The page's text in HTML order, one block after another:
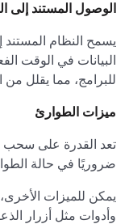
الوصول المستند إلى
يسمح النظام المستند
البيانات في الوقت
للبرامج، مما يقلل من
ميزات الطوارئ
تعد القدرة على سحب
ضروريًا في حالة
يمكن للميزات
وأدوات مثل أزرار